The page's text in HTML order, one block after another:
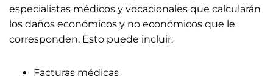
especialistas médicos y vocacionales que calcularán
los daños económicos y no económicos que le
corresponden. Esto puede incluir:
Facturas médicas